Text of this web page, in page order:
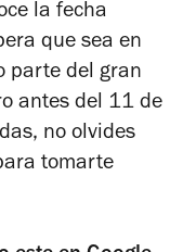
la fecha
que sea en
parte del gran
antes del 11 de
no olvides
tomarte